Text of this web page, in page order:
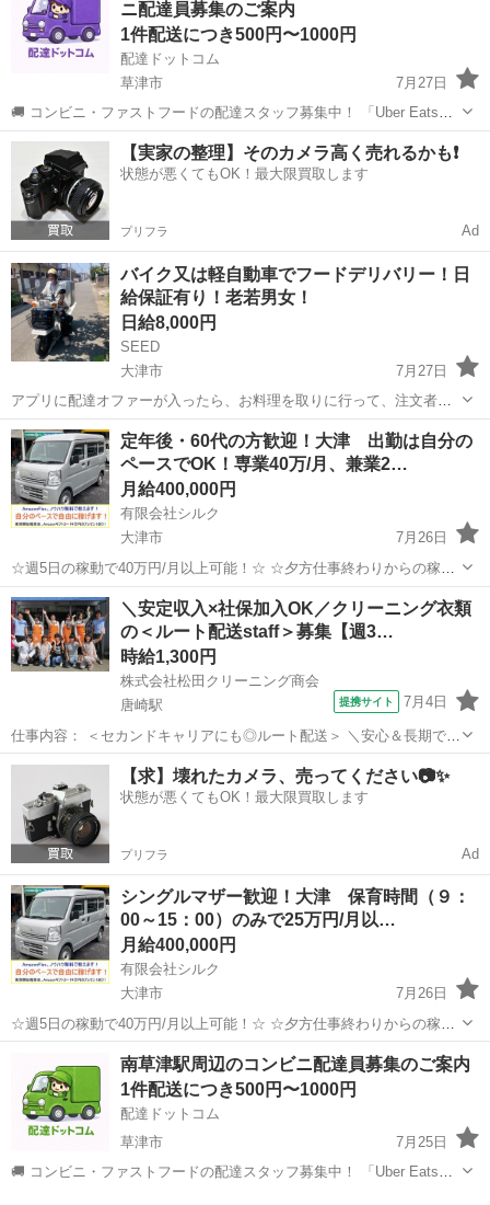
ン...
ニ配達員募集のご案内
1件配送につき500円〜1000円
配達ドットコム
草津市
7月27日
🚚 コンビニ・ファストフードの配達スタッフ募集中！ 「Uber Eats」
や「出前館」のように、配達専用アプリを使ってお仕事するスタイル
です。 オファー内容を見てから、受けるかどうかを自由に選べます！
✅ 業務内容...
滋賀 草津市 配送 業務スーパー
【実家の整理】そのカメラ高く売れるかも❗️
状態が悪くてもOK！最大限買取します
プリフラ Ad
バイク又は軽自動車でフードデリバリー！日
給保証有り！老若男女！
日給8,000円
SEED
大津市
7月27日
アプリに配達オファーが入ったら、お料理を取りに行って、注文者に
配達をするお仕事です。 現金の取り扱いは有りません。 勤務時間は11
時〜15時と17時~21時の計8時間 ・日給保証¥8000(10件まで)+インセン
ティブ...
滋賀 大津市 配送 1件
定年後・60代の方歓迎！大津 出勤は自分の
ペースでOK！専業40万/月、兼業2…
月給400,000円
有限会社シルク
大津市
7月26日
☆週5日の稼動で40万円/月以上可能！☆ ☆夕方仕事終わりからの稼
働、休日の稼動で20万円/月以上可能！☆ ☆雇われない働き方、自由な
スタイルでの働き方を【Amazon Flex】で始めましょう！☆ 個人事業
主とし...
滋賀 大津市 配送 Amazon
＼安定収入×社保加入OK／クリーニング衣類
の＜ルート配送staff＞募集【週3…
時給1,300円
株式会社松田クリーニング商会
唐崎駅
提携サイト 7月4日
仕事内容： ＜セカンドキャリアにも◎ルート配送＞ ＼安心＆長期で活
躍できる会社です／ ◎運転好きさんにピッタリ ◎9～18時の時間固定
だから安心 ◎安定して働ける＆社保加入OK ◎幅広い年代の男女スタ
ッフ活躍中 「配送の...
滋賀 大津市 唐崎駅 配送
【求】壊れたカメラ、売ってください📷✨
状態が悪くてもOK！最大限買取します
プリフラ Ad
シングルマザー歓迎！大津 保育時間（９：
00～15：00）のみで25万円/月以…
月給400,000円
有限会社シルク
大津市
7月26日
☆週5日の稼動で40万円/月以上可能！☆ ☆夕方仕事終わりからの稼
働、休日の稼動で20万円/月以上可能！☆ ☆雇われない働き方、自由な
スタイルでの働き方を【Amazon Flex】で始めましょう！☆ 個人事業
主とし...
配送 Amazon
南草津駅周辺のコンビニ配達員募集のご案内
1件配送につき500円〜1000円
配達ドットコム
草津市
7月25日
🚚 コンビニ・ファストフードの配達スタッフ募集中！ 「Uber Eats」